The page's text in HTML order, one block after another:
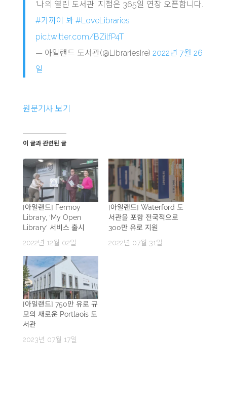
‘나의 열린 도서관’ 지점은 365일 연장 오픈합니다.
#가까이 봐 #LoveLibraries
pic.twitter.com/BZilfP4T
— 아일랜드 도서관(@LibrariesIre) 2022년 7월 26
일
원문기사 보기
이 글과 관련된 글
[아일랜드] Fermoy
Library, ‘My Open
Library’ 서비스 출시
2022년 12월 02일
[아일랜드] Waterford 도
서관을 포함 전국적으로
300만 유로 지원
2022년 07월 31일
[아일랜드] 750만 유로 규
모의 새로운 Portlaois 도
서관
2023년 07월 17일